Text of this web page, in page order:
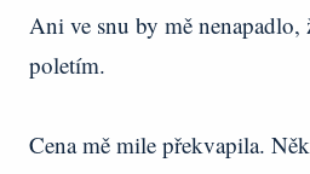
Ani ve snu by mě nenapadlo,
poletím.
Cena mě mile překvapila.